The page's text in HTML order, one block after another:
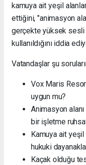
kamuya ait yeşil
ettiğini, "animasyon
gerçekte yüksek
kullanıldığını iddia
Vatandaşlar şu
Vox Maris
uygun mu?
Animasyon
bir işletme
Kamuya ait
hukuki
Kaçak olduğu